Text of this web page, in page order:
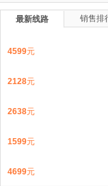
最新线路 销售排
4599元
2128元
2638元
1599元
4699元